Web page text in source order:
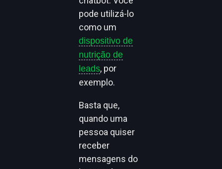
pode utilizá-lo
como um
dispositivo de
nutrição de
leads, por
exemplo.
Basta que,
quando uma
pessoa quiser
receber
mensagens do